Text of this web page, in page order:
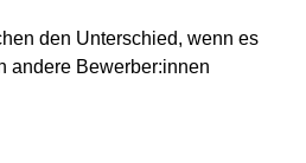
den Unterschied, wenn es
andere Bewerber:innen